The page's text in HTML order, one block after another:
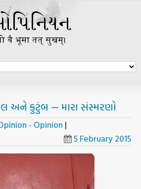
અને કુટુંબ — મારા સંસ્મરણો
- Opinion |
5 February 2015